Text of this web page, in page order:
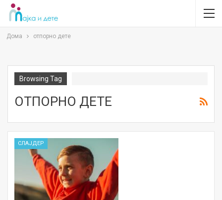
Дома отпорно дете
Browsing Tag
ОТПОРНО ДЕТЕ
СЛАЈДЕР